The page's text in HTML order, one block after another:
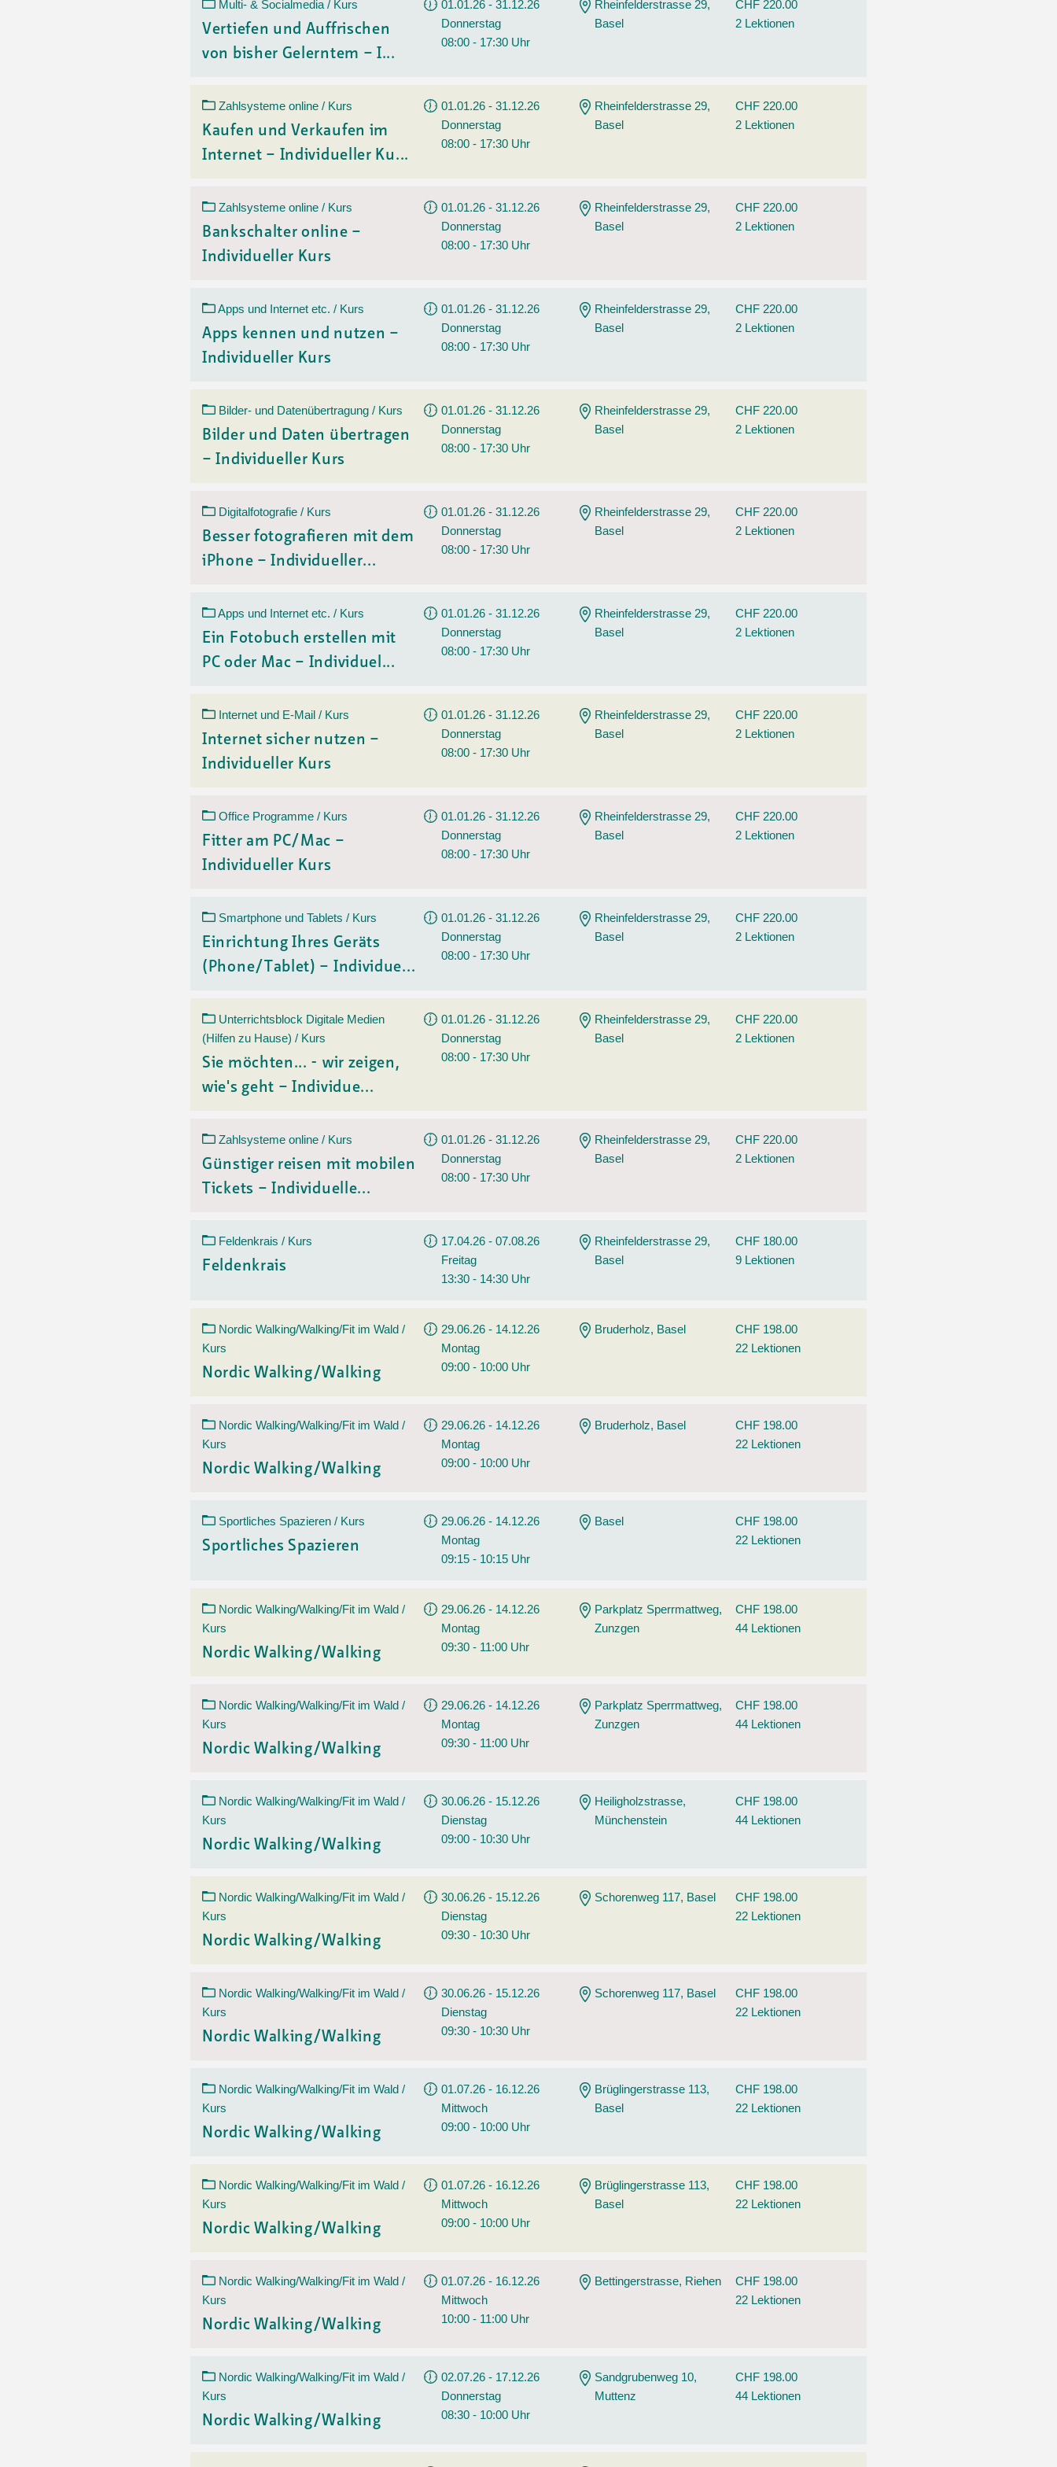
Altersstrategien und Leitbilder
Privatstunden und Support
Weitere Angebote
AGB
Multi- & Socialmedia / Kurs
Vertiefen und Auffrischen
von bisher Gelerntem – I...
01.01.26 - 31.12.26
Donnerstag
08:00 - 17:30 Uhr
Rheinfelderstrasse 29,
Basel
CHF 220.00
2 Lektionen
Zahlsysteme online / Kurs
Kaufen und Verkaufen im
Internet – Individueller Ku...
01.01.26 - 31.12.26
Donnerstag
08:00 - 17:30 Uhr
Rheinfelderstrasse 29,
Basel
CHF 220.00
2 Lektionen
Zahlsysteme online / Kurs
Bankschalter online –
Individueller Kurs
01.01.26 - 31.12.26
Donnerstag
08:00 - 17:30 Uhr
Rheinfelderstrasse 29,
Basel
CHF 220.00
2 Lektionen
Apps und Internet etc. / Kurs
Apps kennen und nutzen –
Individueller Kurs
01.01.26 - 31.12.26
Donnerstag
08:00 - 17:30 Uhr
Rheinfelderstrasse 29,
Basel
CHF 220.00
2 Lektionen
Bilder- und Datenübertragung / Kurs
Bilder und Daten übertragen
– Individueller Kurs
01.01.26 - 31.12.26
Donnerstag
08:00 - 17:30 Uhr
Rheinfelderstrasse 29,
Basel
CHF 220.00
2 Lektionen
Digitalfotografie / Kurs
Besser fotografieren mit dem
iPhone – Individueller...
01.01.26 - 31.12.26
Donnerstag
08:00 - 17:30 Uhr
Rheinfelderstrasse 29,
Basel
CHF 220.00
2 Lektionen
Apps und Internet etc. / Kurs
Ein Fotobuch erstellen mit
PC oder Mac – Individuel...
01.01.26 - 31.12.26
Donnerstag
08:00 - 17:30 Uhr
Rheinfelderstrasse 29,
Basel
CHF 220.00
2 Lektionen
Internet und E-Mail / Kurs
Internet sicher nutzen –
Individueller Kurs
01.01.26 - 31.12.26
Donnerstag
08:00 - 17:30 Uhr
Rheinfelderstrasse 29,
Basel
CHF 220.00
2 Lektionen
Office Programme / Kurs
Fitter am PC/Mac –
Individueller Kurs
01.01.26 - 31.12.26
Donnerstag
08:00 - 17:30 Uhr
Rheinfelderstrasse 29,
Basel
CHF 220.00
2 Lektionen
Smartphone und Tablets / Kurs
Einrichtung Ihres Geräts
(Phone/Tablet) – Individue...
01.01.26 - 31.12.26
Donnerstag
08:00 - 17:30 Uhr
Rheinfelderstrasse 29,
Basel
CHF 220.00
2 Lektionen
Unterrichtsblock Digitale Medien
(Hilfen zu Hause) / Kurs
Sie möchten... - wir zeigen,
wie's geht – Individue...
01.01.26 - 31.12.26
Donnerstag
08:00 - 17:30 Uhr
Rheinfelderstrasse 29,
Basel
CHF 220.00
2 Lektionen
Zahlsysteme online / Kurs
Günstiger reisen mit mobilen
Tickets – Individuelle...
01.01.26 - 31.12.26
Donnerstag
08:00 - 17:30 Uhr
Rheinfelderstrasse 29,
Basel
CHF 220.00
2 Lektionen
Feldenkrais / Kurs
Feldenkrais
17.04.26 - 07.08.26
Freitag
13:30 - 14:30 Uhr
Rheinfelderstrasse 29,
Basel
CHF 180.00
9 Lektionen
Nordic Walking/Walking/Fit im Wald /
Kurs
Nordic Walking/Walking
29.06.26 - 14.12.26
Montag
09:00 - 10:00 Uhr
Bruderholz, Basel
CHF 198.00
22 Lektionen
Nordic Walking/Walking/Fit im Wald /
Kurs
Nordic Walking/Walking
29.06.26 - 14.12.26
Montag
09:00 - 10:00 Uhr
Bruderholz, Basel
CHF 198.00
22 Lektionen
Sportliches Spazieren / Kurs
Sportliches Spazieren
29.06.26 - 14.12.26
Montag
09:15 - 10:15 Uhr
Basel
CHF 198.00
22 Lektionen
Nordic Walking/Walking/Fit im Wald /
Kurs
Nordic Walking/Walking
29.06.26 - 14.12.26
Montag
09:30 - 11:00 Uhr
Parkplatz Sperrmattweg,
Zunzgen
CHF 198.00
44 Lektionen
Nordic Walking/Walking/Fit im Wald /
Kurs
Nordic Walking/Walking
29.06.26 - 14.12.26
Montag
09:30 - 11:00 Uhr
Parkplatz Sperrmattweg,
Zunzgen
CHF 198.00
44 Lektionen
Nordic Walking/Walking/Fit im Wald /
Kurs
Nordic Walking/Walking
30.06.26 - 15.12.26
Dienstag
09:00 - 10:30 Uhr
Heiligholzstrasse,
Münchenstein
CHF 198.00
44 Lektionen
Nordic Walking/Walking/Fit im Wald /
Kurs
Nordic Walking/Walking
30.06.26 - 15.12.26
Dienstag
09:30 - 10:30 Uhr
Schorenweg 117, Basel
CHF 198.00
22 Lektionen
Nordic Walking/Walking/Fit im Wald /
Kurs
Nordic Walking/Walking
30.06.26 - 15.12.26
Dienstag
09:30 - 10:30 Uhr
Schorenweg 117, Basel
CHF 198.00
22 Lektionen
Nordic Walking/Walking/Fit im Wald /
Kurs
Nordic Walking/Walking
01.07.26 - 16.12.26
Mittwoch
09:00 - 10:00 Uhr
Brüglingerstrasse 113,
Basel
CHF 198.00
22 Lektionen
Nordic Walking/Walking/Fit im Wald /
Kurs
Nordic Walking/Walking
01.07.26 - 16.12.26
Mittwoch
09:00 - 10:00 Uhr
Brüglingerstrasse 113,
Basel
CHF 198.00
22 Lektionen
Nordic Walking/Walking/Fit im Wald /
Kurs
Nordic Walking/Walking
01.07.26 - 16.12.26
Mittwoch
10:00 - 11:00 Uhr
Bettingerstrasse, Riehen
CHF 198.00
22 Lektionen
Nordic Walking/Walking/Fit im Wald /
Kurs
Nordic Walking/Walking
02.07.26 - 17.12.26
Donnerstag
08:30 - 10:00 Uhr
Sandgrubenweg 10,
Muttenz
CHF 198.00
44 Lektionen